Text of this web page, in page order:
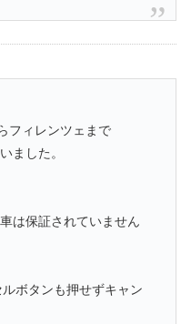
フィレンツェまで
ました。
は保証されていません
ボタンも押せずキャン